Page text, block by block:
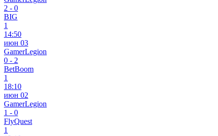
2 - 0
BIG
1
14:50
июн 03
GamerLegion
0 - 2
BetBoom
1
18:10
июн 02
GamerLegion
1 - 0
FlyQuest
1